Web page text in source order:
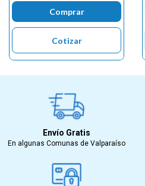
Comprar
Cotizar
Envío Gratis
En algunas Comunas de Valparaíso